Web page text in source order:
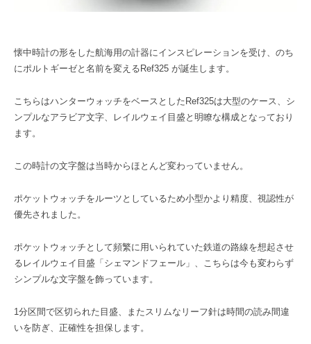
懐中時計の形をした航海用の計器にインスピレーションを受け、のち
にポルトギーゼと名前を変えるRef325 が誕生します。
こちらはハンターウォッチをベースとしたRef325は大型のケース、シ
ンプルなアラビア文字、レイルウェイ目盛と明瞭な構成となっており
ます。
この時計の文字盤は当時からほとんど変わっていません。
ポケットウォッチをルーツとしているため小型かより精度、視認性が
優先されました。
ポケットウォッチとして頻繁に用いられていた鉄道の路線を想起させ
るレイルウェイ目盛「シェマンドフェール」、こちらは今も変わらず
シンプルな文字盤を飾っています。
1分区間で区切られた目盛、またスリムなリーフ針は時間の読み間違
いを防ぎ、正確性を担保します。